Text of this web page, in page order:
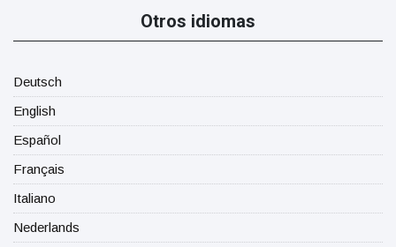
Otros idiomas
Deutsch
English
Español
Français
Italiano
Nederlands